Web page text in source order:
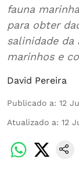
fauna
para obter
salinidade da
marinhos e
David Pereira
Publicado a: 12
Atualizado a: 12